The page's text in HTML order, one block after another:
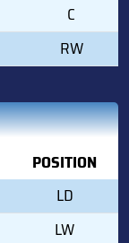
C
RW
POSITION
LD
LW